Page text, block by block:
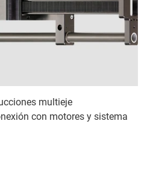
multieje
con motores y sistema